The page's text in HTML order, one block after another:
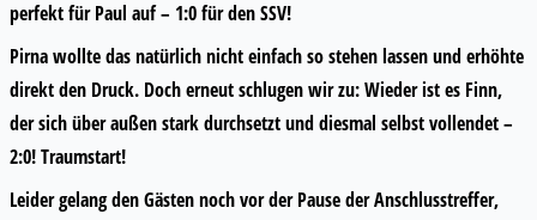
perfekt für Paul auf – 1:0 für den SSV!
Pirna wollte das natürlich nicht einfach so stehen lassen und erhöhte
direkt den Druck. Doch erneut schlugen wir zu: Wieder ist es Finn,
der sich über außen stark durchsetzt und diesmal selbst vollendet –
2:0! Traumstart!
Leider gelang den Gästen noch vor der Pause der Anschlusstreffer,